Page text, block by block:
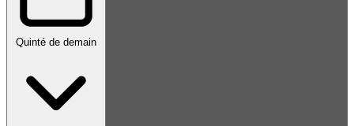
Quinté de demain